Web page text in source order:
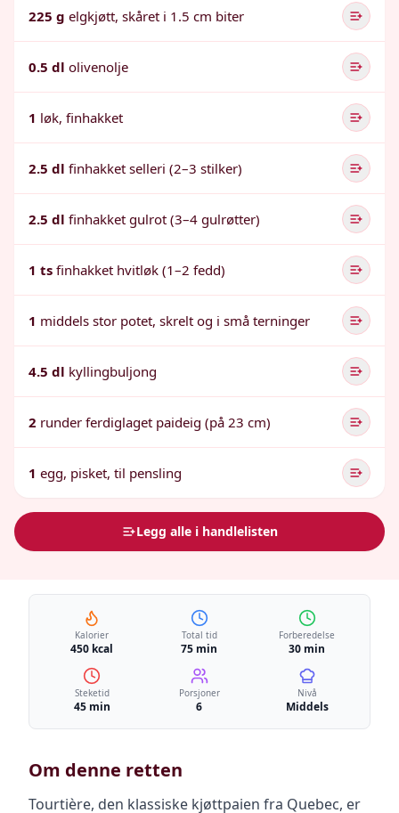
225 g elgkjøtt, skåret i 1.5 cm biter
0.5 dl olivenolje
1 løk, finhakket
2.5 dl finhakket selleri (2–3 stilker)
2.5 dl finhakket gulrot (3–4 gulrøtter)
1 ts finhakket hvitløk (1–2 fedd)
1 middels stor potet, skrelt og i små terninger
4.5 dl kyllingbuljong
2 runder ferdiglaget paideig (på 23 cm)
1 egg, pisket, til pensling
Legg alle i handlelisten
Kalorier
450 kcal
Total tid
75 min
Forberedelse
30 min
Steketid
45 min
Porsjoner
6
Nivå
Middels
Om denne retten
Tourtière, den klassiske kjøttpaien fra Quebec, er